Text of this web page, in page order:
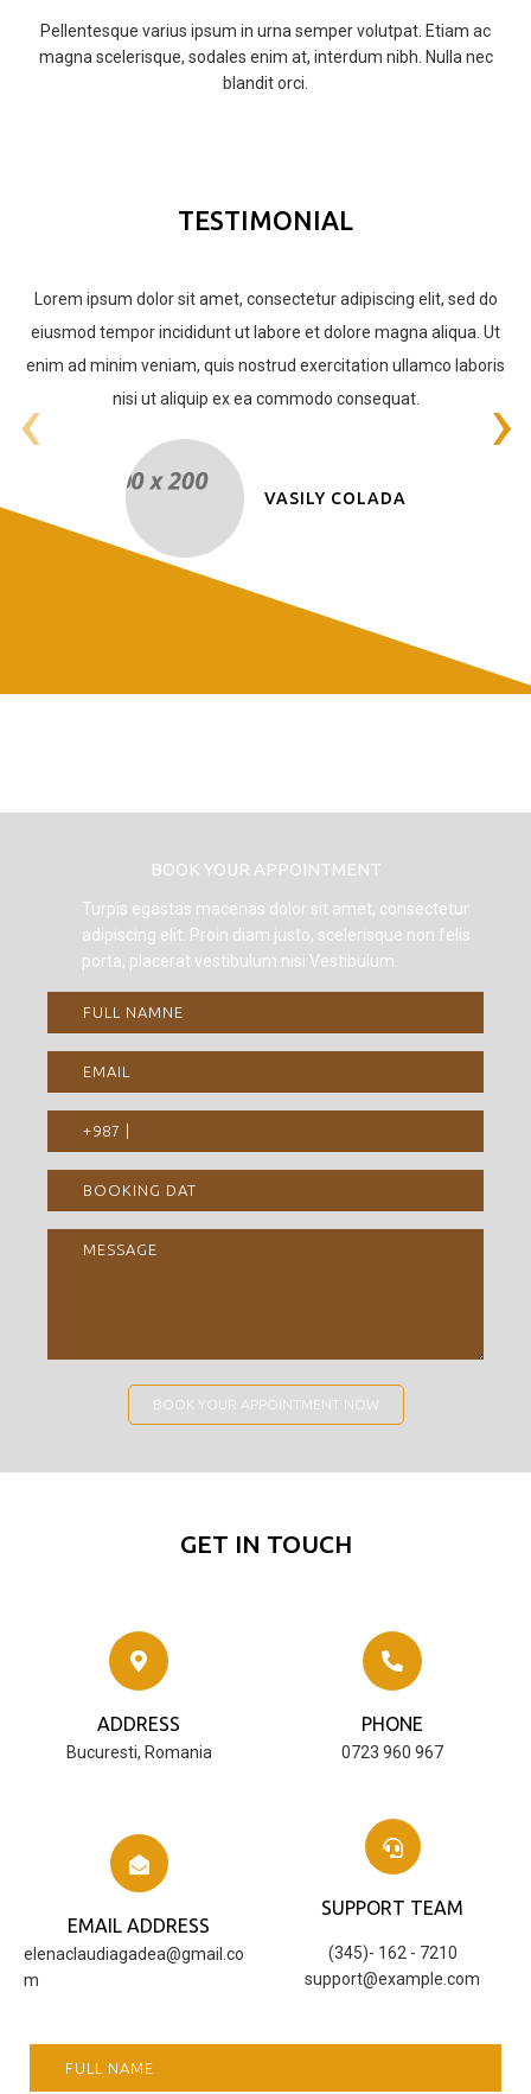
Pellentesque varius ipsum in urna semper volutpat. Etiam ac
magna scelerisque, sodales enim at, interdum nibh. Nulla nec
blandit orci.
TESTIMONIAL
Lorem ipsum dolor sit amet, consectetur adipiscing elit, sed do
eiusmod tempor incididunt ut labore et dolore magna aliqua. Ut
enim ad minim veniam, quis nostrud exercitation ullamco laboris
nisi ut aliquip ex ea commodo consequat.
VASILY COLADA
‹ ›
BOOK YOUR APPOINTMENT
Turpis egastas macenas dolor sit amet, consectetur
adipiscing elit. Proin diam justo, scelerisque non felis
porta, placerat vestibulum nisi Vestibulum.
BOOK YOUR APPOINTMENT NOW
GET IN TOUCH
ADDRESS
Bucuresti, Romania
PHONE
0723 960 967
EMAIL ADDRESS
elenaclaudiagadea@gmail.co
m
SUPPORT TEAM
(345)- 162 - 7210
support@example.com